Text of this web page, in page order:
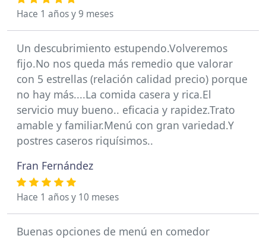
Hace 1 años y 9 meses
Un descubrimiento estupendo.Volveremos
fijo.No nos queda más remedio que valorar
con 5 estrellas (relación calidad precio) porque
no hay más....La comida casera y rica.El
servicio muy bueno.. eficacia y rapidez.Trato
amable y familiar.Menú con gran variedad.Y
postres caseros riquísimos..
Fran Fernández
Hace 1 años y 10 meses
Buenas opciones de menú en comedor